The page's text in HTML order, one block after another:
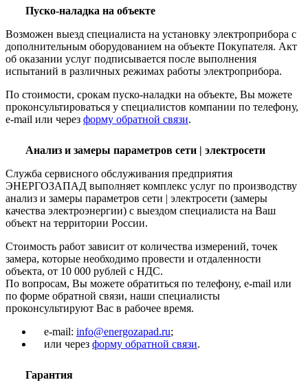
Пуско-наладка на объекте
Возможен выезд специалиста на установку электроприбора с
дополнительным оборудованием на объекте Покупателя. Акт
об оказании услуг подписывается после выполнения
испытаний в различных режимах работы электроприбора.
По стоимости, срокам пуско-наладки на объекте, Вы можете
проконсультироваться у специалистов компании по телефону,
e-mail или через форму обратной связи.
Анализ и замеры параметров сети | электросети
Служба сервисного обслуживания предприятия
ЭНЕРГОЗАПАД выполняет комплекс услуг по производству
анализ и замеры параметров сети | электросети (замеры
качества электроэнергии) с выездом специалиста на Ваш
объект на территории России.
Стоимость работ зависит от количества измерений, точек
замера, которые необходимо провести и отдаленности
объекта, от 10 000 рублей с НДС.
По вопросам, Вы можете обратиться по телефону, e-mail или
по форме обратной связи, наши специалисты
проконсультируют Вас в рабочее время.
e-mail: info@energozapad.ru;
или через форму обратной связи.
Гарантия